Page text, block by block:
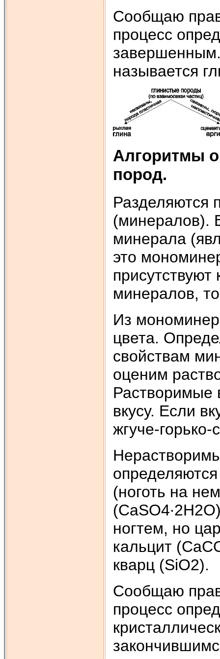
Сообщаю
процесс
называется
Алгоритмы
пород.
Разделяются
(минералов).
минерала
это
минералов,
Из
цвета.
свойствам
оценим
Растворимые
вкусу. Если
жгуче-
(ноготь на
ногтем, но
кальцит
кварц (SiO2).
Сообщаю
процесс